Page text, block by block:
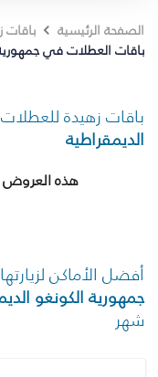
الصفحة الرئيسية باقات
باقات العطلات في
باقات زهيدة
الديمقراطية
هذه العروض
أفضل الأماكن
جمهورية الكونغو
شهر